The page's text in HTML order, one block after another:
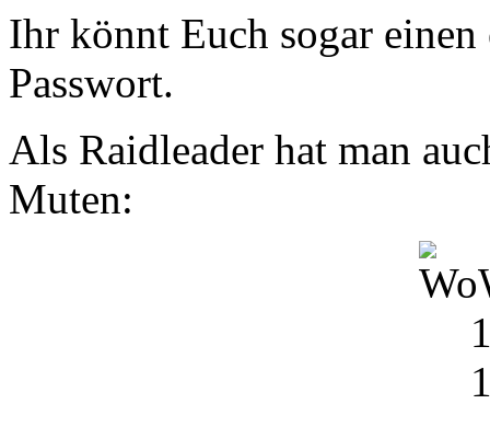
Ihr könnt Euch sogar
Passwort.
Als Raidleader hat man
Muten: